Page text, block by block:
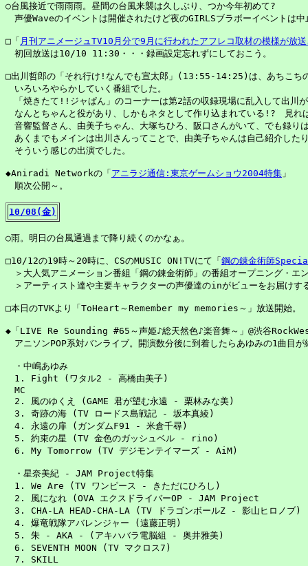
○台風接近で雨雨雨。昼間の台風来襲は久しぶり、つか今年初めて?
声優Waveのイベントは開催されたけど夜のGIRLSブラボーイベントは中
□「 月刊アニメージュTV10月分で9月に行われたアフレコ取材の模様が放
初回放送は10/10 11:30・・・録画設定忘れずにしておこう。
□出川哲郎の「それ行け!なんでも宣太郎」(13:55-14:25)は、あちこち
いろいろやらかしていく番組でした。
「焼きたて!!ジャぱん」のコーナーは第2話の収録現場に乱入して出川
なんとちゃんと役があり、しかもネタとして作り込まれている!?　見れ
音響監督さん、由美子ちゃん、大塚ちひろ、阪口さんがいて、でも録り
あくまでもメインは出川さんってことで、由美子ちゃんは自己紹介した
そういう感じの出演でした。
◆Aniradi Networkの「 アニラジ通信:東京ゲームショウ2004特集 」
順次公開～。
10/08(金)
○雨。明日の台風通過まで降り続くのかなぁ。
□10/12の19時～20時に、CSのMUSIC ON!TVにて「 鋼の錬金術師
＞大人気アニメーション番組「鋼の錬金術師」の番組オープニング・エ
＞アーティスト達や主要キャラクターの声優達のinがビューをお届けす
□本日のTVKより「ToHeart～Remember my memories～」放送開始。
◆「LIVE Re Sounding #65～声姫♪総天然色♪楽音舞～」@渋谷
アニソンPOP系対バンライブ。開演数分後に到着したらあゆみの1曲目が
・中嶋あゆみ
1. Fight (ワタル2 - 高橋由美子)
MC
2. 風のゆくえ (GAME 君が望む永遠 - 栗林みな美)
3. 奇跡の海 (TV ロードス島戦記 - 坂本真綾)
4. 永遠の扉 (ガンダムF91 - 米倉千尋)
5. 約束の星 (TV 金色のガッシュベル - rino)
6. My Tomorrow (TV デジモンテイマーズ - AiM)
・星奈美紀 - JAM Project特集
1. We Are (TV ワンピース - きただにひろし)
2. 風になれ (OVA エクスドライバーOP - JAM Project
3. CHA-LA HEAD-CHA-LA (TV ドラゴンボールZ - 影山ヒロノブ)
4. 爆竜戦隊アバレンジャー (遠藤正明)
5. 朱 - AKA - (アキハバラ電脳組 - 奥井雅美)
6. SEVENTH MOON (TV マクロス7)
7. SKILL